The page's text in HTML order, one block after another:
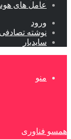
عامل های
ورود
نوشته تصادفی
سایدبار
منو
همسو فناوری